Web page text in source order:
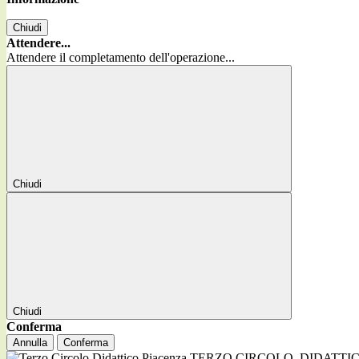
Chiudi
Attendere...
Attendere il completamento dell'operazione...
Chiudi
Chiudi
Conferma
Annulla Conferma